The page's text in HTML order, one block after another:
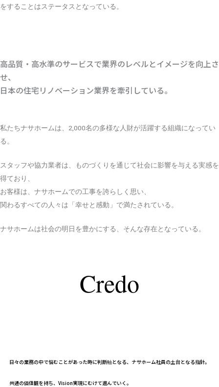
をすることはステータスとなっている。
高品質・高水準のサービスで業界のレベルとイメージを向上さ
せ、
日本の住宅リノベーション業界を牽引している。
私たちナサホームは、2,000名の多様な人財が活躍する組織になってい
る。
スタッフや協力業者は、ものづくりを通じて社会に影響を与える実感を
得ており、
お客様は、ナサホームでの工事を誇らしく思い、
関わるすべての人々は「幸せと感動」で満たされている。
ナサホームは社会の明日を豊かにする、そんな存在となっている。
Credo
日々の業務の中で悩むことがあった時に判断軸となる、ナサホーム社員の土台となる指針。
共通の価値観を持ち、Vision実現にむけて進んでいく。